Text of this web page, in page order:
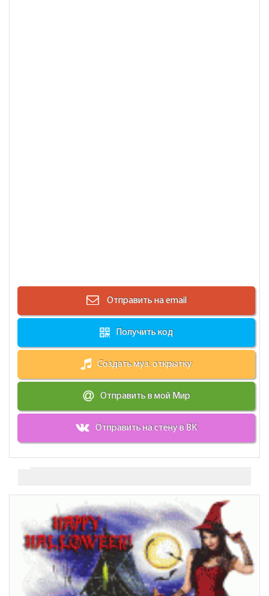
Отправить на email
Получить код
Создать муз. открытку
Отправить в мой Мир
Отправить на стену в ВК